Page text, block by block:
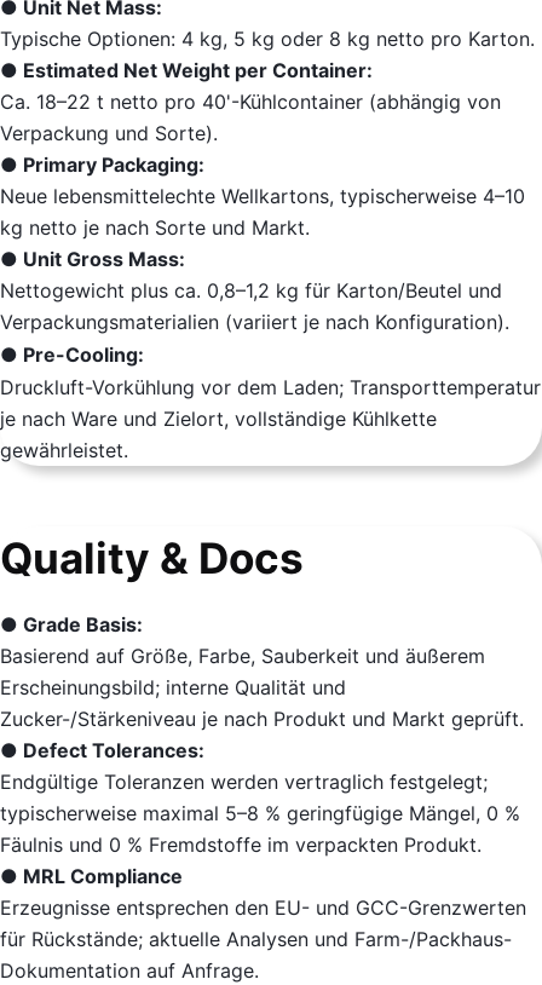
● Unit Net Mass:
Typische Optionen: 4 kg, 5 kg oder 8 kg netto pro Karton.
● Estimated Net Weight per Container:
Ca. 18–22 t netto pro 40'-Kühlcontainer (abhängig von
Verpackung und Sorte).
● Primary Packaging:
Neue lebensmittelechte Wellkartons, typischerweise 4–10
kg netto je nach Sorte und Markt.
● Unit Gross Mass:
Nettogewicht plus ca. 0,8–1,2 kg für Karton/Beutel und
Verpackungsmaterialien (variiert je nach Konfiguration).
● Pre-Cooling:
Druckluft-Vorkühlung vor dem Laden; Transporttemperatur
je nach Ware und Zielort, vollständige Kühlkette
gewährleistet.
Quality & Docs
● Grade Basis:
Basierend auf Größe, Farbe, Sauberkeit und äußerem
Erscheinungsbild; interne Qualität und
Zucker-/Stärkeniveau je nach Produkt und Markt geprüft.
● Defect Tolerances:
Endgültige Toleranzen werden vertraglich festgelegt;
typischerweise maximal 5–8 % geringfügige Mängel, 0 %
Fäulnis und 0 % Fremdstoffe im verpackten Produkt.
● MRL Compliance
Erzeugnisse entsprechen den EU- und GCC-Grenzwerten
für Rückstände; aktuelle Analysen und Farm-/Packhaus-
Dokumentation auf Anfrage.